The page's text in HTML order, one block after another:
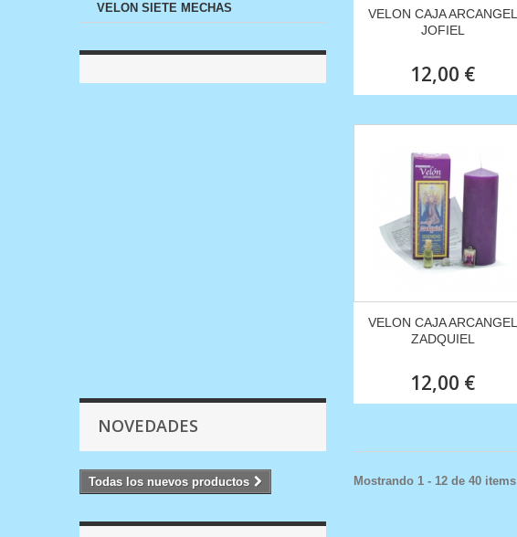
VELON SIETE MECHAS
NOVEDADES
Todas los nuevos productos
VELON CAJA ARCANGEL
JOFIEL
12,00 €
VELON CAJA ARCANGEL
ZADQUIEL
12,00 €
Mostrando 1 - 12 de 40 items